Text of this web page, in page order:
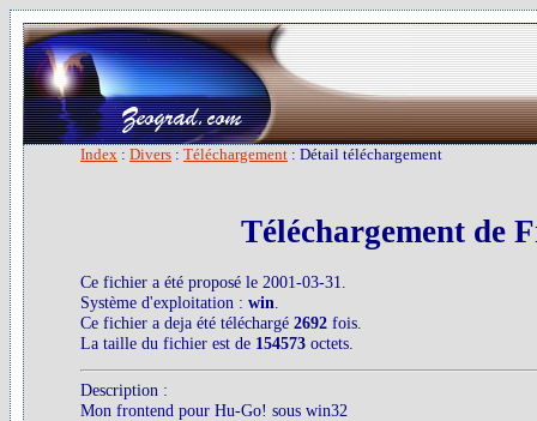
Index : Divers : Téléchargement : Détail téléchargement
Téléchargement de
Ce fichier a été proposé le 2001-03-31.
Système d'exploitation : win
Ce fichier a deja été téléchargé 2692 fois.
La taille du fichier est de 154573 octets.
Description :
Mon frontend pour Hu-Go! sous win32